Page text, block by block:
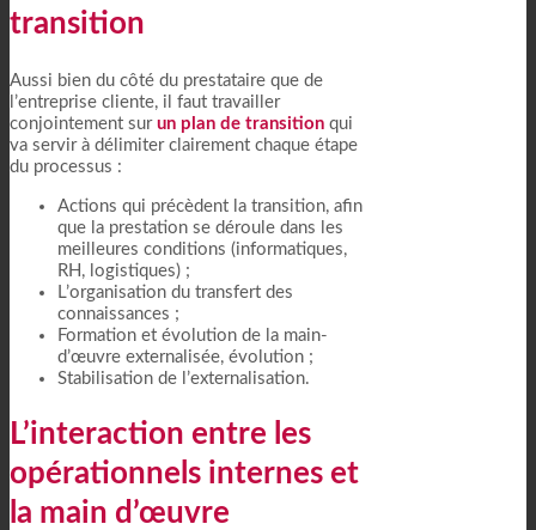
transition
Aussi bien du côté du prestataire que de
l’entreprise cliente, il faut travailler
conjointement sur un plan de transition qui
va servir à délimiter clairement chaque étape
du processus :
Actions qui précèdent la transition, afin
que la prestation se déroule dans les
meilleures conditions (informatiques,
RH, logistiques) ;
L’organisation du transfert des
connaissances ;
Formation et évolution de la main-
d’œuvre externalisée, évolution ;
Stabilisation de l’externalisation.
L’interaction entre les
opérationnels internes et
la main d’œuvre